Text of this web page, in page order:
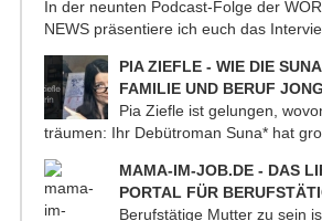
In der neunten Podcast-Folge der
NEWS präsentiere ich euch das
PIA ZIEFLE - WIE DIE
FAMILIE UND BERUF
Pia Ziefle ist gelungen,
träumen: Ihr Debütroman Suna* hat
MAMA-IM-JOB.DE - DAS
PORTAL FÜR
Berufstätige Mutter zu sein